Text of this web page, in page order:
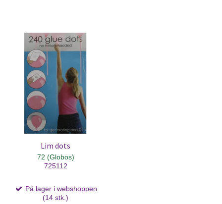
Lim dots
72 (Globos)
725112
På lager i webshoppen
(14 stk.)